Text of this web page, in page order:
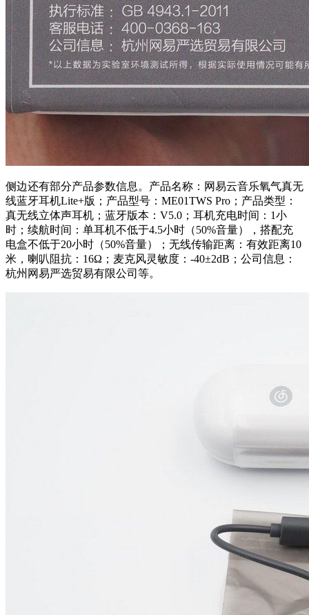
侧边还有部分产品参数信息。产品名称：网易云音乐氧气真无
线蓝牙耳机Lite+版；产品型号：ME01TWS Pro；产品类型：
真无线立体声耳机；蓝牙版本：V5.0；耳机充电时间：1小
时；续航时间：单耳机不低于4.5小时（50%音量），搭配充
电盒不低于20小时（50%音量）；无线传输距离：有效距离10
米，喇叭阻抗：16Ω；麦克风灵敏度：-40±2dB；公司信息：
杭州网易严选贸易有限公司等。